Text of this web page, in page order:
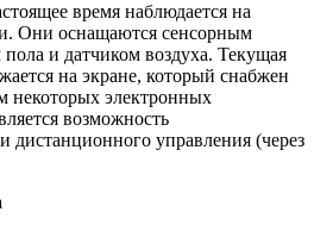
время наблюдается на
Они оснащаются сенсорным
и датчиком воздуха. Текущая
на экране, который снабжен
некоторых электронных
возможность
дистанционного управления (через